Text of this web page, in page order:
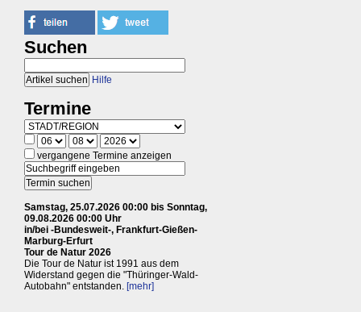
Suchen
Hilfe
Termine
vergangene Termine anzeigen
Samstag, 25.07.2026 00:00 bis Sonntag,
09.08.2026 00:00 Uhr
in/bei -Bundesweit-, Frankfurt-Gießen-
Marburg-Erfurt
Tour de Natur 2026
Die Tour de Natur ist 1991 aus dem
Widerstand gegen die "Thüringer-Wald-
Autobahn" entstanden. [mehr]